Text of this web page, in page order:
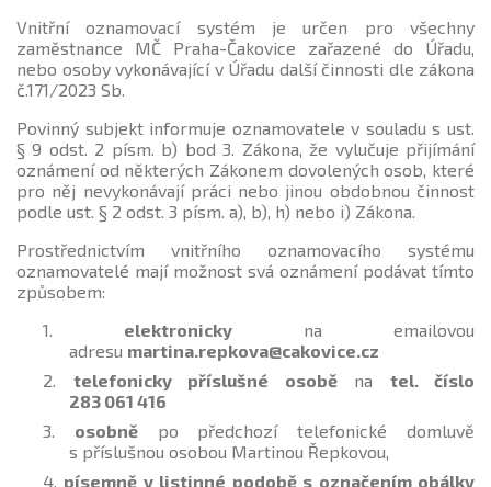
Vnitřní oznamovací systém je určen pro všechny
zaměstnance MČ Praha-Čakovice zařazené do Úřadu,
nebo osoby vykonávající v Úřadu další činnosti dle zákona
č.171/2023 Sb.
Povinný subjekt informuje oznamovatele v souladu s ust.
§ 9 odst. 2 písm. b) bod 3. Zákona, že vylučuje přijímání
oznámení od některých Zákonem dovolených osob, které
pro něj nevykonávají práci nebo jinou obdobnou činnost
podle ust. § 2 odst. 3 písm. a), b), h) nebo i) Zákona.
Prostřednictvím vnitřního oznamovacího systému
oznamovatelé mají možnost svá oznámení podávat tímto
způsobem:
1. elektronicky na emailovou
adresu martina.repkova@cakovice.cz
2. telefonicky příslušné osoběna tel. číslo
283 061 416
3. osobněpo předchozí telefonické domluvě
s příslušnou osobou Martinou Řepkovou,
4. písemně v listinné podobě s označením obálky